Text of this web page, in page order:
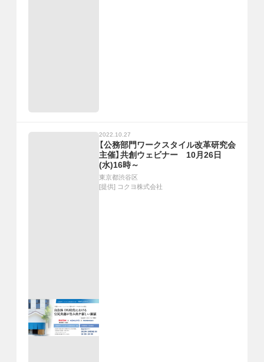
2022.10.27
【公務部門ワークスタイル改革研究会
主催】共創ウェビナー 10月26日
(水)16時～
東京都渋谷区
[提供] コクヨ株式会社